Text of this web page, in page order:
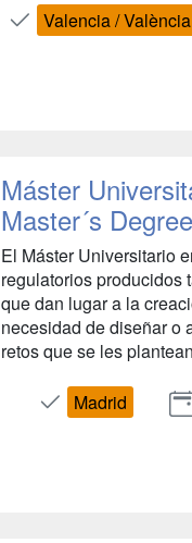
Valencia / València
Máster
Master´s
El Máster Universitario
regulatorios producidos
que dan lugar a la
necesidad de diseñar o
retos que se les
Madrid